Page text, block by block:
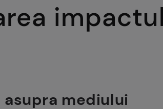
mediului